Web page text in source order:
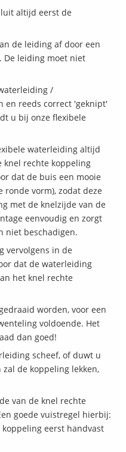
altijd eerst de
de leiding af door een
De leiding moet niet
/
en reeds correct 'geknipt'
u bij onze flexibele
waterleiding altijd
knel rechte koppeling
dat de buis een mooie
vorm), zodat deze
met de knelzijde van de
eenvoudig en zorgt
niet beschadigen.
vervolgens in de
dat de waterleiding
het knel rechte
worden, voor een
voldoende. Het
dan goed!
scheef, of duwt u
de koppeling lekken,
van de knel rechte
goede vuistregel hierbij:
eerst handvast